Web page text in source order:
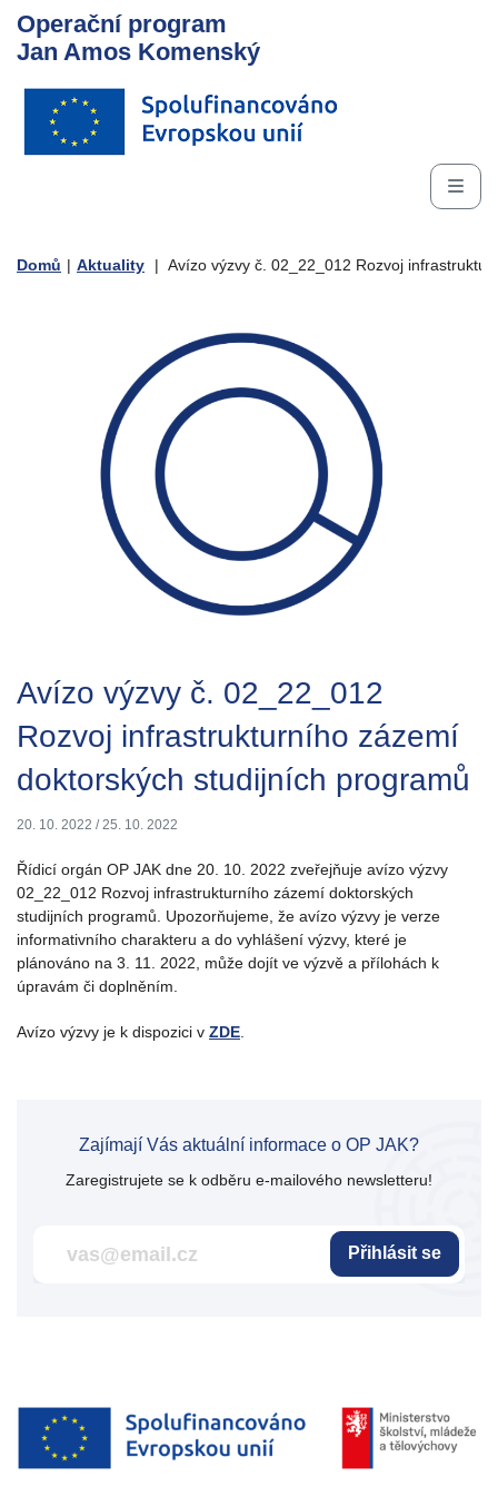
Operační program
Jan Amos Komenský
Domů | Aktuality | Avízo výzvy č. 02_22_012 Rozvoj
Avízo výzvy č. 02_22_012
Rozvoj infrastrukturního zázemí
doktorských studijních programů
20. 10. 2022 / 25. 10. 2022
Řídicí orgán OP JAK dne 20. 10. 2022 zveřejňuje avízo výzvy
02_22_012 Rozvoj infrastrukturního zázemí doktorských
studijních programů. Upozorňujeme, že avízo výzvy je verze
informativního charakteru a do vyhlášení výzvy, které je
plánováno na 3. 11. 2022, může dojít ve výzvě a přílohách k
úpravám či doplněním.
Avízo výzvy je k dispozici v ZDE
Zajímají Vás aktuální informace o OP JAK?
Zaregistrujete se k odběru e-mailového newsletteru!
Přihlásit se